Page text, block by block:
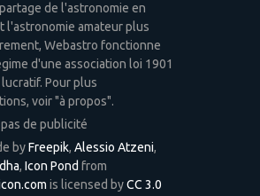
de l'astronomie en
l'astronomie amateur plus
Webastro fonctionne
d'une association loi 1901
Pour plus
voir "à propos".
de publicité
byFreepik, Alessio Atzeni,
, Icon Pond from
is licensed byCC 3.0